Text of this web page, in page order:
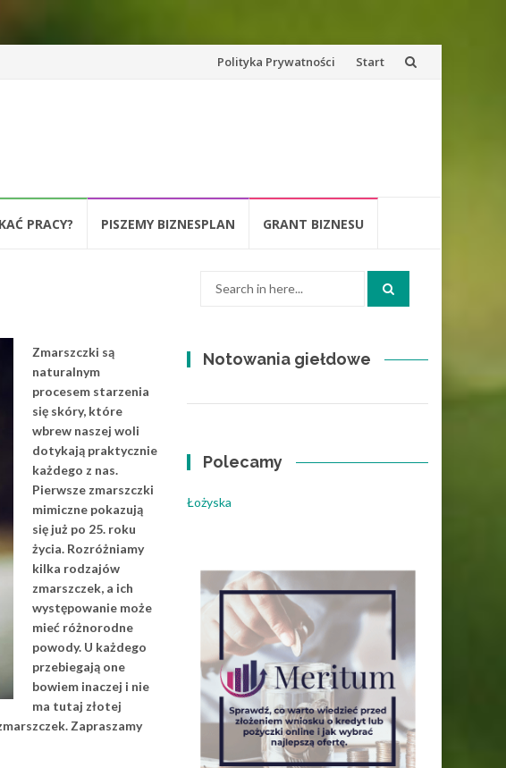
Skip
Polityka Prywatności Start
PRACY? PISZEMY BIZNESPLAN GRANT BIZNESU
Zmarszczki są
naturalnym
procesem starzenia
się skóry, które
wbrew naszej woli
dotykają praktycznie
każdego z nas.
Pierwsze zmarszczki
mimiczne pokazują
się już po 25. roku
życia. Rozróżniamy
kilka rodzajów
zmarszczek, a ich
występowanie może
mieć różnorodne
powody. U każdego
przebiegają one
bowiem inaczej i nie
ma tutaj złotej
Zapraszamy
Notowania giełdowe
Polecamy
Łożyska